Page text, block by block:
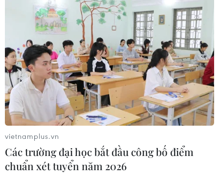
vietnamplus.vn
Các trường đại học bắt đầu công bố điểm
chuẩn xét tuyển năm 2026